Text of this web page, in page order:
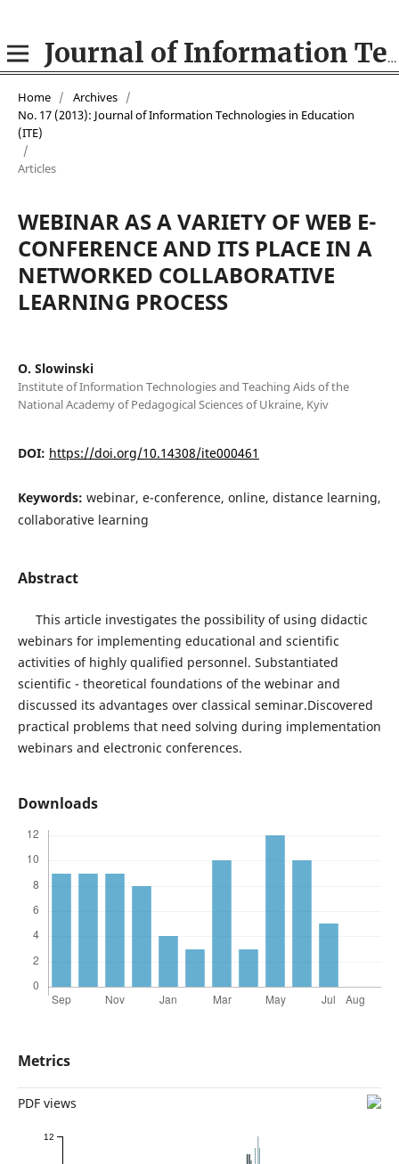
Journal of Information Technologies in Education (ITE)
Home / Archives /
No. 17 (2013): Journal of Information Technologies in Education
(ITE)
/
Articles
WEBINAR AS A VARIETY OF WEB E-
CONFERENCE AND ITS PLACE IN A
NETWORKED COLLABORATIVE
LEARNING PROCESS
O. Slowinski
Institute of Information Technologies and Teaching Aids of the
National Academy of Pedagogical Sciences of Ukraine, Kyiv
DOI: https://doi.org/10.14308/ite000461
Keywords: webinar, e-conference, online, distance learning,
collaborative learning
Abstract
This article investigates the possibility of using didactic
webinars for implementing educational and scientific
activities of highly qualified personnel. Substantiated
scientific - theoretical foundations of the webinar and
discussed its advantages over classical seminar.Discovered
practical problems that need solving during implementation
webinars and electronic conferences.
Downloads
Metrics
PDF views
12